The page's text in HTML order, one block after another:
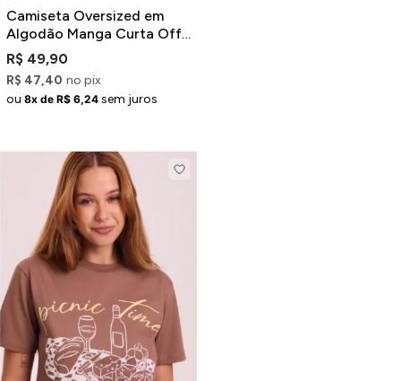
Camiseta Oversized em
Algodão Manga Curta Off-
White Estampa Capivaras
R$ 49,90
R$ 47,40 no pix
ou 8x de R$ 6,24 sem juros